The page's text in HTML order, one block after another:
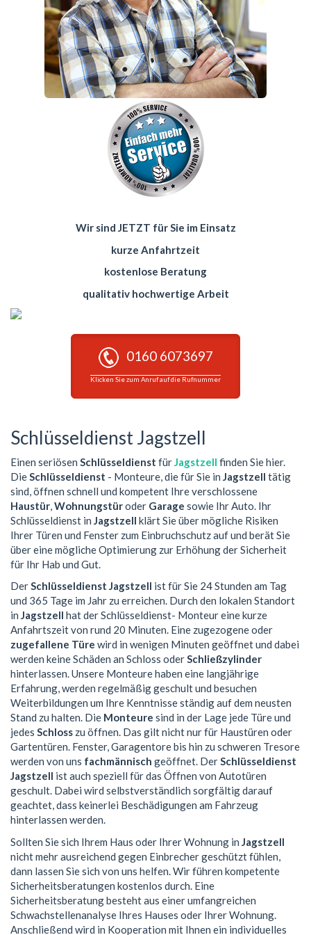
Wir sind JETZT für Sie im Einsatz
kurze Anfahrtzeit
kostenlose Beratung
qualitativ hochwertige Arbeit
0160 6073697
Klicken Sie zum Anruf auf die Rufnummer
Schlüsseldienst Jagstzell
Einen seriösen Schlüsseldienst fürJagstzell finden Sie hier.
DieSchlüsseldienst - Monteure, die für Sie in Jagstzell tätig
sind, öffnen schnell und kompetent Ihre verschlossene
Haustür,Wohnungstüroder Garage sowie Ihr Auto. Ihr
Schlüsseldienst in Jagstzell klärt Sie über mögliche Risiken
Ihrer Türen und Fenster zum Einbruchschutz auf und berät Sie
über eine mögliche Optimierung zur Erhöhung der Sicherheit
für Ihr Hab und Gut.
DerSchlüsseldienst Jagstzell ist für Sie 24 Stunden am Tag
und 365 Tage im Jahr zu erreichen. Durch den lokalen Standort
in Jagstzell hat der Schlüsseldienst- Monteur eine kurze
Anfahrtszeit von rund 20 Minuten. Eine zugezogene oder
zugefallene Türe wird in wenigen Minuten geöffnet und dabei
werden keine Schäden an Schloss oderSchließzylinder
hinterlassen. Unsere Monteure haben eine langjährige
Erfahrung, werden regelmäßig geschult und besuchen
Weiterbildungen um Ihre Kenntnisse ständig auf dem neusten
Stand zu halten. Die Monteure sind in der Lage jede Türe und
jedes Schloss zu öffnen. Das gilt nicht nur für Haustüren oder
Gartentüren. Fenster, Garagentore bis hin zu schweren Tresore
werden von uns fachmännisch geöffnet. DerSchlüsseldienst
Jagstzell ist auch speziell für das Öffnen von Autotüren
geschult. Dabei wird selbstverständlich sorgfältig darauf
geachtet, dass keinerlei Beschädigungen am Fahrzeug
hinterlassen werden.
Sollten Sie sich Ihrem Haus oder Ihrer Wohnung in Jagstzell
nicht mehr ausreichend gegen Einbrecher geschützt fühlen,
dann lassen Sie sich von uns helfen. Wir führen kompetente
Sicherheitsberatungen kostenlos durch. Eine
Sicherheitsberatung besteht aus einer umfangreichen
Schwachstellenanalyse Ihres Hauses oder Ihrer Wohnung.
Anschließend wird in Kooperation mit Ihnen ein individuelles